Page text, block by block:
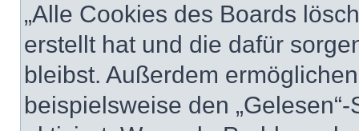
„Alle Cookies des Boards
erstellt hat und die dafür
bleibst. Außerdem
beispielsweise den